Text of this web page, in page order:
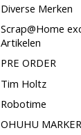
Diverse Merken
Scrap@Home
Artikelen
PRE ORDER
Tim Holtz
Robotime
OHUHU